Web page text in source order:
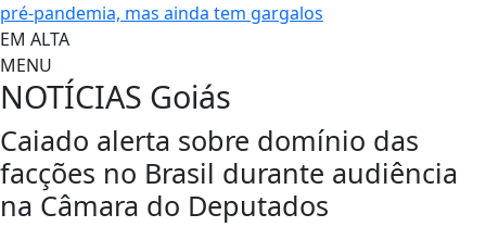
pré-pandemia, mas ainda tem gargalos
EM ALTA
MENU
NOTÍCIAS Goiás
Caiado alerta sobre domínio das
facções no Brasil durante audiência
na Câmara do Deputados